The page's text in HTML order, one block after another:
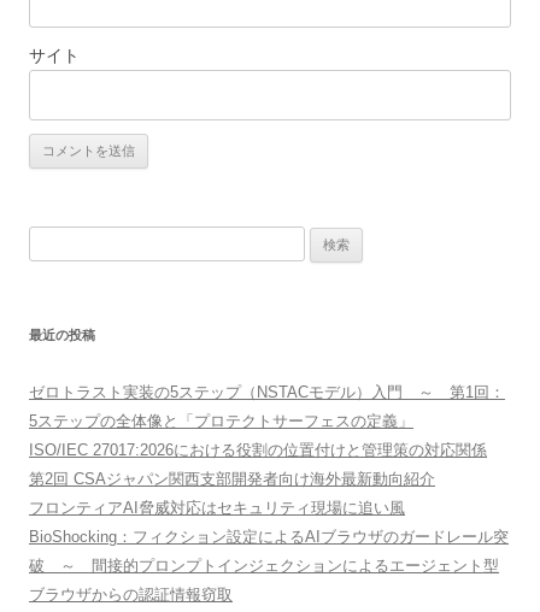
サイト
索:
最近の投稿
ゼロトラスト実装の5ステップ（NSTACモデル）入門 ～ 第1回：
5ステップの全体像と「プロテクトサーフェスの定義」
ISO/IEC 27017:2026における役割の位置付けと管理策の対応関係
第2回 CSAジャパン関西支部開発者向け海外最新動向紹介
フロンティアAI脅威対応はセキュリティ現場に追い風
BioShocking：フィクション設定によるAIブラウザのガードレール突
破 ～ 間接的プロンプトインジェクションによるエージェント型
ブラウザからの認証情報窃取